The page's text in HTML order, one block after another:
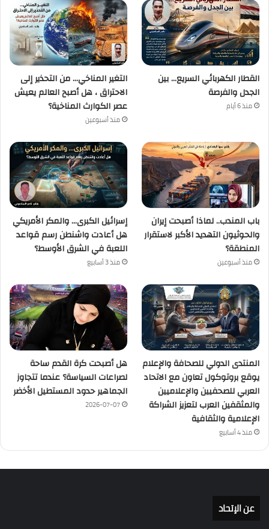
القطار الكهربائي السريع… بين
الجدل والفرصة
منذ 6 أيام
التغير المناخي… من التحذير إلى
الاحتراق ، هل أصبح العالم يعيش
عصر الكوارث المناخية؟
منذ أسبوعين
باب المندب.. لماذا أصبحت إيران
والحوثيون التهديد الأكبر لاستقرار
المنطقة؟
منذ أسبوعين
إسرائيل الكبرى… والمكر الأمريكي
هل أعادت واشنطن رسم قواعد
اللعبة في الشرق الأوسط؟
منذ 3 أسابيع
المنتدى الدولي للصحافة والإعلام
يوقع بروتوكول تعاون مع الاتحاد
العربي للصحفيين والإعلاميين
والمثقفين العرب لتعزيز الشراكة
الإعلامية والثقافية
منذ 4 أسابيع
هل أصبحت كرة القدم ساحة
لصراعات السياسة؟ عندما تتجاوز
الجماهير حدود المستطيل الأخضر
2026-07-07
عن الإتحاد